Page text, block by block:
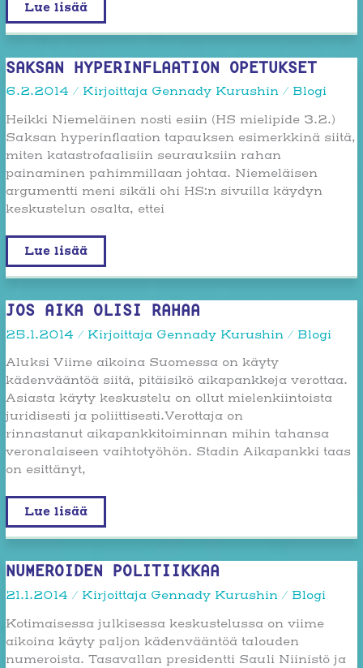
Politiikan
ja
talouden
rajanvedoista
faktoista
Lue lisää
SAKSAN HYPERINFLAATION OPETUKSET
6.2.2014 / Kirjoittaja Gennady Kurushin/ Blogi
Heikki Niemeläinen nosti esiin (HS mielipide 3.2.)
Saksan hyperinflaation tapauksen esimerkkinä siitä,
miten katastrofaalisiin seurauksiin rahan
painaminen pahimmillaan johtaa. Niemeläisen
argumentti meni sikäli ohi HS:n sivuilla käydyn
keskustelun osalta, ettei
Saksan
opetukset
Lue lisää
JOS AIKA OLISI RAHAA
25.1.2014 / Kirjoittaja Gennady Kurushin/ Blogi
Aluksi Viime aikoina Suomessa on käyty
kädenvääntöä siitä, pitäisikö aikapankkeja verottaa.
Asiasta käyty keskustelu on ollut mielenkiintoista
juridisesti ja poliittisesti.Verottaja on
rinnastanut aikapankkitoiminnan mihin tahansa
veronalaiseen vaihtotyöhön. Stadin Aikapankki taas
on esittänyt,
Jos
aika
olisi
rahaa
Lue lisää
NUMEROIDEN POLITIIKKAA
21.1.2014 / Kirjoittaja Gennady Kurushin/ Blogi
Kotimaisessa julkisessa keskustelussa on viime
aikoina käyty paljon kädenvääntöä talouden
numeroista. Tasavallan presidentti Sauli Niinistö ja